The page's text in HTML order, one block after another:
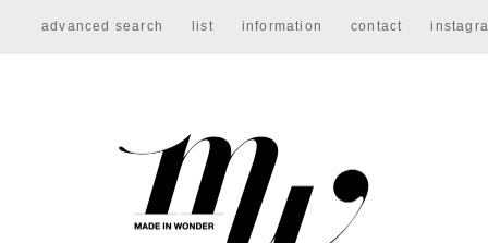
advanced search list information contact